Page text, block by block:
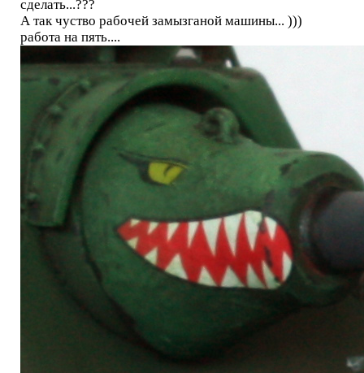
сделать...???
А так чуство рабочей замызганой машины... )))
работа на пять....